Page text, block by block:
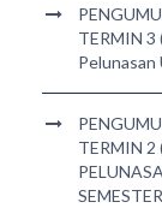
TERMIN 3
TERMIN 2